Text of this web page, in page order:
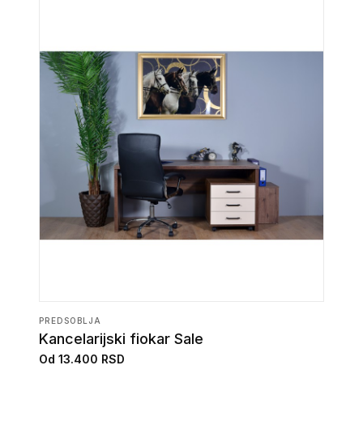
PREDSOBLJA
Kancelarijski fiokar Sale
Od 13.400 RSD